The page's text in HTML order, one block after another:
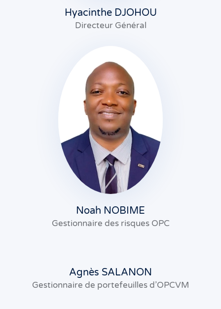
Hyacinthe DJOHOU
Directeur Général
Noah NOBIME
Gestionnaire des risques OPC
Agnès SALANON
Gestionnaire de portefeuilles d’OPCVM